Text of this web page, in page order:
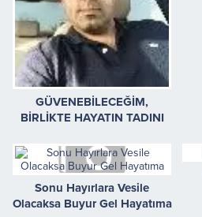
GÜVENEBİLECEĞİM,
BİRLİKTE HAYATIN TADINI
ARKADAŞ ARIYORUM
Sonu Hayırlara Vesile
Olacaksa Buyur Gel Hayatıma